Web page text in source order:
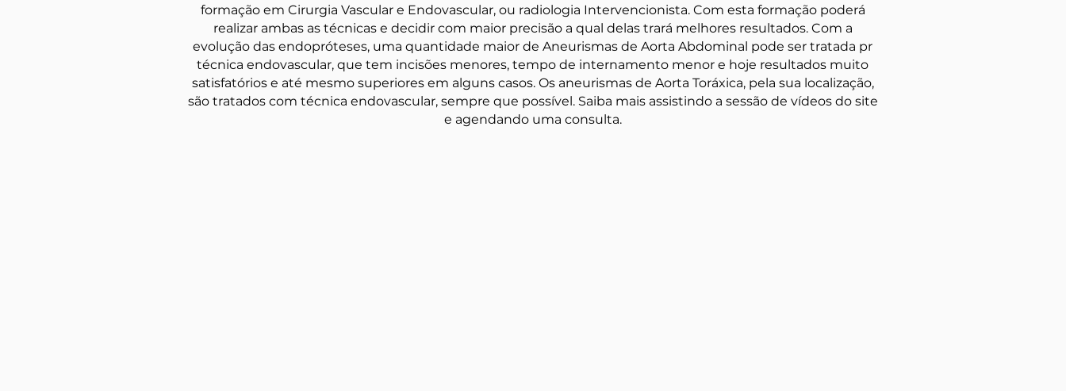
formação em Cirurgia Vascular e Endovascular, ou radiologia Intervencionista. Com esta formação poderá
realizar ambas as técnicas e decidir com maior precisão a qual delas trará melhores resultados. Com a
evolução das endopróteses, uma quantidade maior de Aneurismas de Aorta Abdominal pode ser tratada pr
técnica endovascular, que tem incisões menores, tempo de internamento menor e hoje resultados muito
satisfatórios e até mesmo superiores em alguns casos. Os aneurismas de Aorta Toráxica, pela sua localização,
são tratados com técnica endovascular, sempre que possível. Saiba mais assistindo a sessão de vídeos do site
e agendando uma consulta.